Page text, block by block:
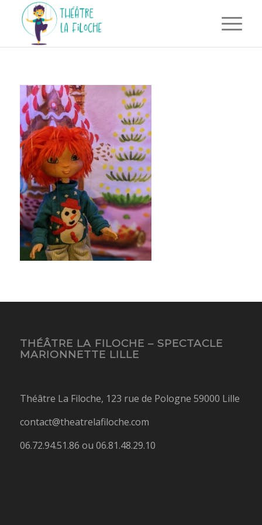
THÉÂTRE LA FILOCHE – SPECTACLE
MARIONNETTE LILLE
Théâtre La Filoche, 123 rue de Pologne 59000 Lille
contact@theatrelafiloche.com
06.72.94.51.86 ou 06.81.48.29.10